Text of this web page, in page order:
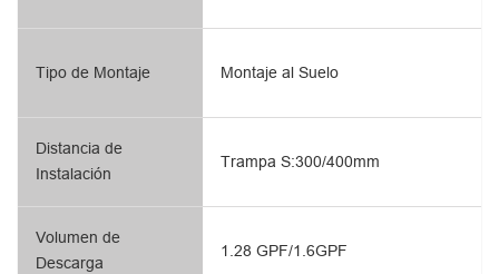
Tipo de Montaje
Distancia de
Instalación
Volumen de
Descarga
Montaje al Suelo
Trampa S:300/400mm
1.28 GPF/1.6GPF